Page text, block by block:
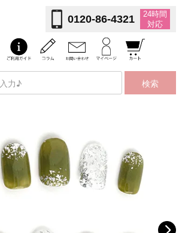
0120-86-4321
24時間
対応
検索